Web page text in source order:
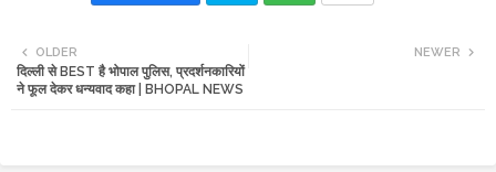
tte
NEWER
OLDER
दिल्ली से BEST है भोपाल पुलिस, प्रदर्शनकारियों
ने फूल देकर धन्यवाद कहा | BHOPAL NEWS